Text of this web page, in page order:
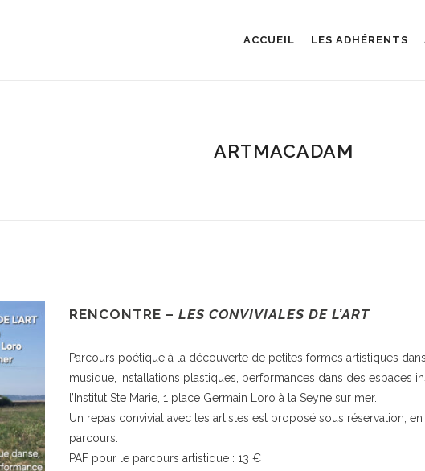
ACCUEIL LES ADHÉRENTS
ARTMACADAM
RENCONTRE – LES CONVIVIALES DE L’ART
Parcours poétique à la découverte de petites formes artistiques
musique, installations plastiques, performances dans des espaces
l’Institut Ste Marie, 1 place Germain Loro à la Seyne sur mer.
Un repas convivial avec les artistes est proposé sous réservation,
parcours.
PAF pour le parcours artistique : 13 €